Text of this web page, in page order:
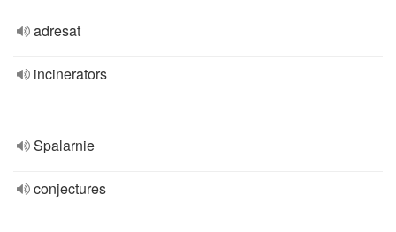
adresat
incinerators
Spalarnie
conjectures